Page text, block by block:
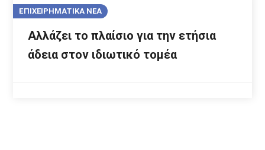
ΕΠΙΧΕΙΡΗΜΑΤΙΚΑ ΝΕΑ
Αλλάζει το πλαίσιο για την ετήσια
άδεια στον ιδιωτικό τομέα